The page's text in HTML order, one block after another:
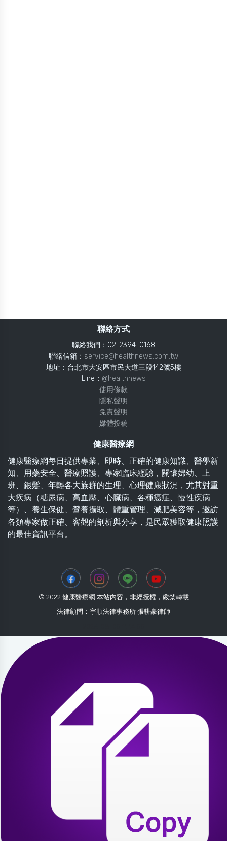
聯絡方式
聯絡我們：02-2394-0168
聯絡信箱： service@healthnews.com.tw
地址：台北市大安區市民大道三段142號5樓
Line： @healthnews
使用條款
隱私聲明
免責聲明
媒體投稿
健康醫療網
健康醫療網每日提供專業、即時、正確的健康知識、醫學新
知、用藥安全、醫療照護、專家臨床經驗，關懷婦幼、上
班、銀髮、年輕各大族群的生理、心理健康狀況，尤其對重
大疾病（糖尿病、高血壓、心臟病、各種癌症、慢性疾病
等）、養生保健、營養攝取、體重管理、減肥美容等，邀訪
各類專家做正確、客觀的剖析與分享，是民眾獲取健康照護
的最佳資訊平台。
© 2022 健康醫療網 本站內容，非經授權，嚴禁轉載
法律顧問：宇順法律事務所 張耕豪律師